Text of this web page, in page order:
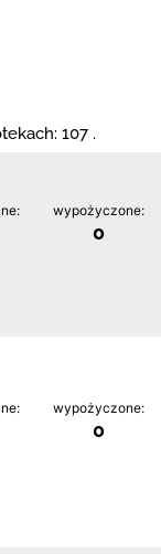
107 .
wypożyczone:
0
wypożyczone:
0